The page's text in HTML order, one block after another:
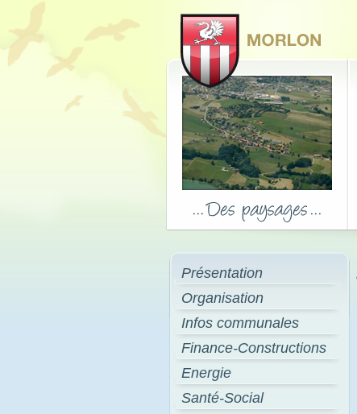
Présentation
Organisation
Infos communales
Finance-Constructions
Energie
Santé-Social